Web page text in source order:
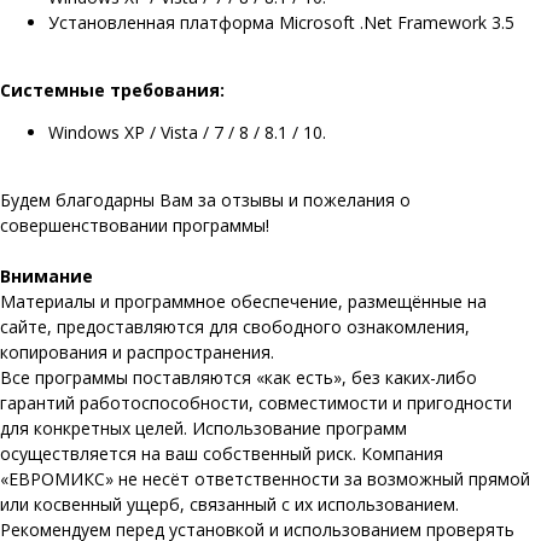
Установленная платформа Microsoft .Net Framework 3.5
Системные требования:
Windows XP / Vista / 7 / 8 / 8.1 / 10.
Будем благодарны Вам за отзывы и пожелания о
совершенствовании программы!
Внимание
Материалы и программное обеспечение, размещённые на
сайте, предоставляются для свободного ознакомления,
копирования и распространения.
Все программы поставляются «как есть», без каких-либо
гарантий работоспособности, совместимости и пригодности
для конкретных целей. Использование программ
осуществляется на ваш собственный риск. Компания
«ЕВРОМИКС» не несёт ответственности за возможный прямой
или косвенный ущерб, связанный с их использованием.
Рекомендуем перед установкой и использованием проверять